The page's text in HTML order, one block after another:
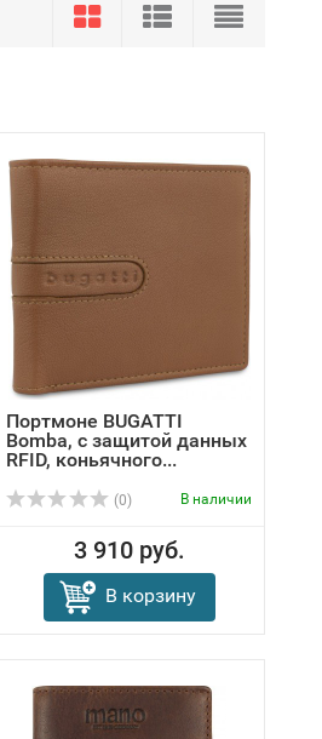
Портмоне BUGATTI
Bomba, с защитой данных
RFID, коньячного...
(0) В наличии
3 910 руб.
В корзину